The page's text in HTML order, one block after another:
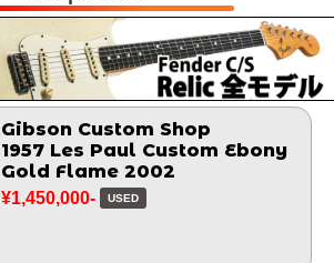
Gibson Custom Shop
1957 Les Paul Custom Ebony
Gold Flame 2002
¥1,450,000- USED